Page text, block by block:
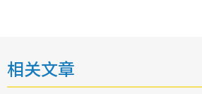
相关文章